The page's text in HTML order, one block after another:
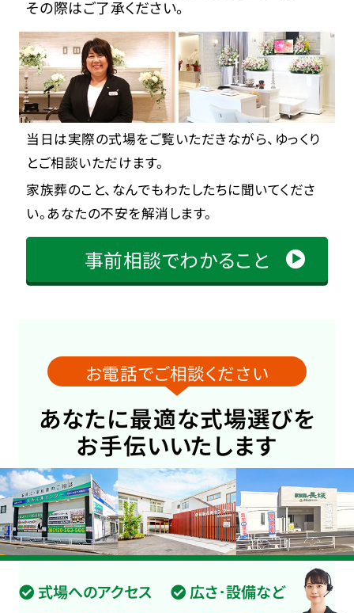
その際はご了承ください。
当日は実際の式場をご覧いただきながら、ゆっくり
とご相談いただけます。
家族葬のこと、なんでもわたしたちに聞いてくださ
い。あなたの不安を解消します。
事前相談でわかること
お電話でご相談ください
あなたに最適な式場選びを
お手伝いいたします
式場へのアクセス
広さ･設備など